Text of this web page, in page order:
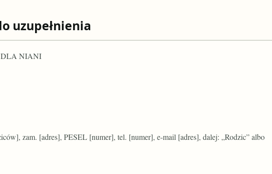
uzupełnienia
NIANI
zam. [adres], PESEL [numer], tel. [numer], e-mail [adres], dalej: „Rodzic” albo